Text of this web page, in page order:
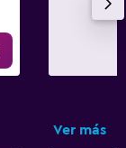
Ver más